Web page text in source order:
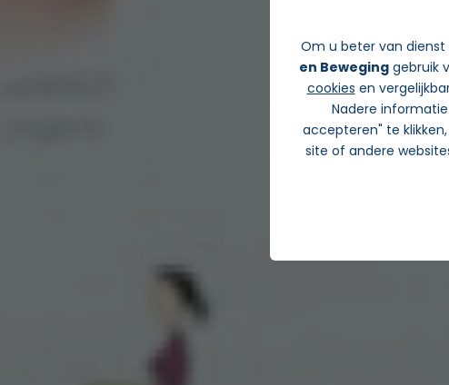
Om u beter van
en Beweging gebruik
cookies en
Nadere
accepteren" te
site of andere